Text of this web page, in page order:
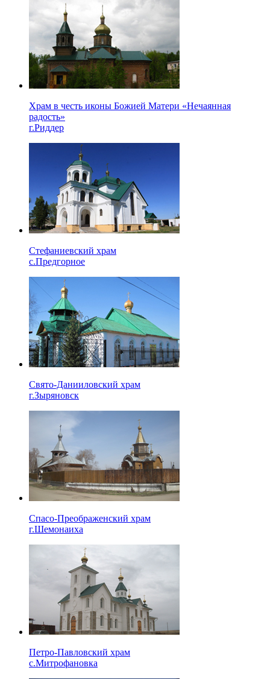
Храм в честь иконы Божией Матери «Нечаянная
радость»
г.Риддер
Стефаниевский храм
с.Предгорное
Свято-Данииловский храм
г.Зыряновск
Спасо-Преображенский храм
г.Шемонаиха
Петро-Павловский храм
с.Митрофановка